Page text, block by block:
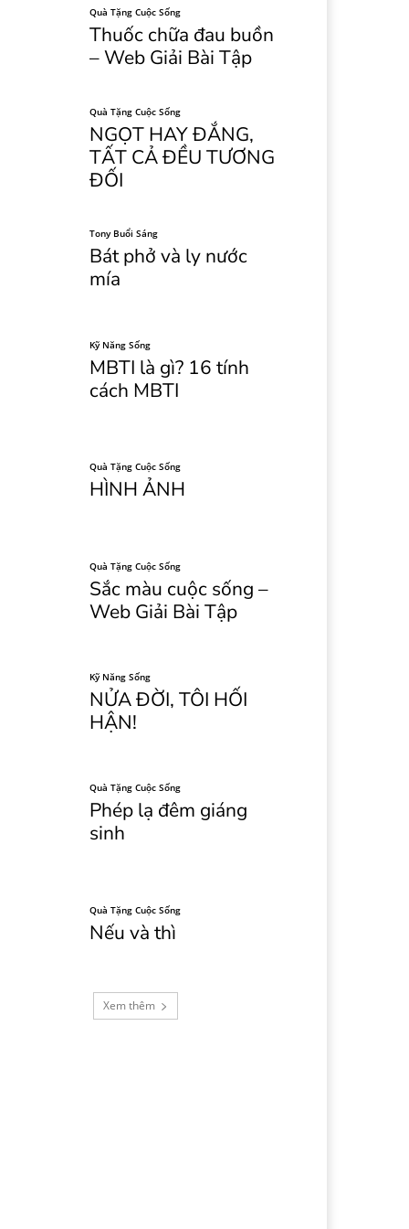
Quà Tặng Cuộc Sống
Thuốc chữa đau buồn
– Web Giải Bài Tập
Quà Tặng Cuộc Sống
NGỌT HAY ĐẮNG,
TẤT CẢ ĐỀU TƯƠNG
ĐỐI
Tony Buổi Sáng
Bát phở và ly nước
mía
Kỹ Năng Sống
MBTI là gì? 16 tính
cách MBTI
Quà Tặng Cuộc Sống
HÌNH ẢNH
Quà Tặng Cuộc Sống
Sắc màu cuộc sống –
Web Giải Bài Tập
Kỹ Năng Sống
NỬA ĐỜI, TÔI HỐI
HẬN!
Quà Tặng Cuộc Sống
Phép lạ đêm giáng
sinh
Quà Tặng Cuộc Sống
Nếu và thì
Xem thêm